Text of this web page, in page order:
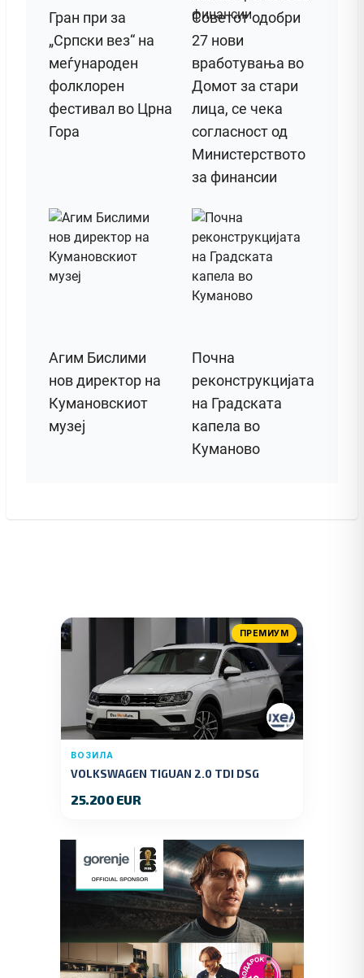
Гран при за
„Српски вез“ на
меѓународен
фолклорен
фестивал во Црна
Гора
Советот одобри
27 нови
вработувања во
Домот за стари
лица, се чека
согласност од
Министерството
за финансии
Агим Бислими
нов директор на
Кумановскиот
музеј
Почна
реконструкцијата
на Градската
капела во
Куманово
ПРЕМИУМ
ВОЗИЛА
VOLKSWAGEN TIGUAN 2.0 TDI DSG
25.200 EUR